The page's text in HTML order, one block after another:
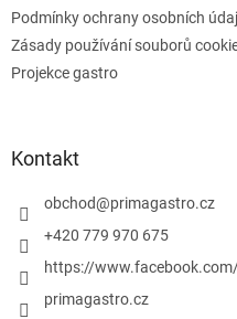
Podmínky ochrany osobních
Zásady používání souborů
Projekce gastro
Kontakt
obchod@primagastro.cz
+420 779 970 675
https://
primagastro.cz